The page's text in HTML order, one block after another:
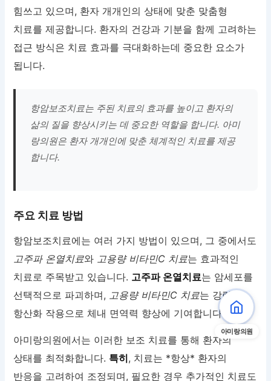
힘쓰고 있으며, 환자 개개인의 상태에 맞춘 맞춤형
치료를 제공합니다. 환자의 건강과 기분을 함께 고려하는
접근 방식은 치료 효과를 극대화하는데 중요한 요소가
됩니다.
항암보조치료는 주된 치료의 효과를 높이고 환자의
삶의 질을 향상시키는 데 중요한 역할을 합니다. 아미
랑의원은 환자 개개인에 맞춘 체계적인 치료를 제공
합니다.
주요 치료 방법
항암보조치료에는 여러 가지 방법이 있으며, 그 중에서도
고주파 온열치료와 고용량 비타민C 치료는 효과적인
치료로 주목받고 있습니다. 고주파 온열치료는 암세포를
선택적으로 파괴하며, 고용량 비타민C 치료는 강력한
항산화 작용으로 체내 면역력 향상에 기여합니다.
아미랑의원에서는 이러한 보조 치료를 통해 환자의
상태를 최적화합니다. 특히, 치료는 *항상* 환자의
반응을 고려하여 조정되며, 필요한 경우 추가적인 치료도
아미랑의원